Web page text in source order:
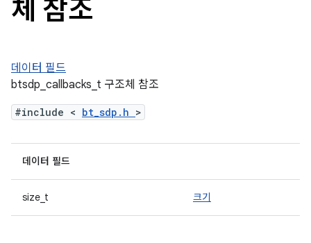
체 참조
데이터 필드
btsdp_callbacks_t 구조체 참조
#include < bt_sdp.h >
데이터 필드
size_t 크기